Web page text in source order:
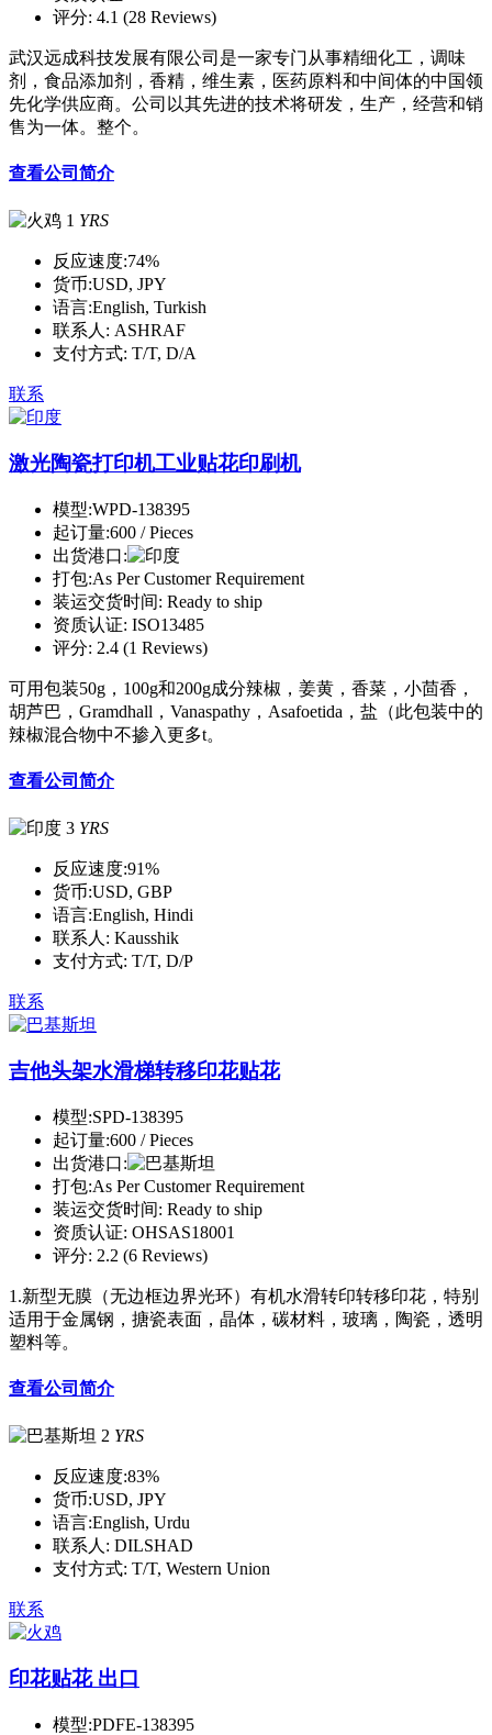
评分: 4.1 (28 Reviews)
武汉远成科技发展有限公司是一家专门从事精细化工，调味
剂，食品添加剂，香精，维生素，医药原料和中间体的中国领
先化学供应商。公司以其先进的技术将研发，生产，经营和销
售为一体。整个。
查看公司简介
1 YRS
反应速度:74%
货币:USD, JPY
语言:English, Turkish
联系人: ASHRAF
支付方式: T/T, D/A
联系
激光陶瓷打印机工业贴花印刷机
模型:WPD-138395
起订量:600 / Pieces
出货港口:
打包:As Per Customer Requirement
装运交货时间: Ready to ship
资质认证: ISO13485
评分: 2.4 (1 Reviews)
可用包装50g，100g和200g成分辣椒，姜黄，香菜，小茴香，
胡芦巴，Gramdhall，Vanaspathy，Asafoetida，盐（此包装中的
辣椒混合物中不掺入更多t。
查看公司简介
3 YRS
反应速度:91%
货币:USD, GBP
语言:English, Hindi
联系人: Kausshik
支付方式: T/T, D/P
联系
吉他头架水滑梯转移印花贴花
模型:SPD-138395
起订量:600 / Pieces
出货港口:
打包:As Per Customer Requirement
装运交货时间: Ready to ship
资质认证: OHSAS18001
评分: 2.2 (6 Reviews)
1.新型无膜（无边框边界光环）有机水滑转印转移印花，特别
适用于金属钢，搪瓷表面，晶体，碳材料，玻璃，陶瓷，透明
塑料等。
查看公司简介
2 YRS
反应速度:83%
货币:USD, JPY
语言:English, Urdu
联系人: DILSHAD
支付方式: T/T, Western Union
联系
印花贴花 出口
模型:PDFE-138395